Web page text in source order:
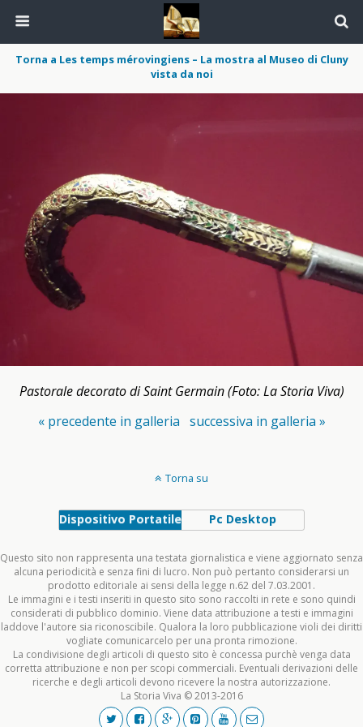
Torna a Les temps mérovingiens – La mostra al Museo di Cluny
vista da noi
Pastorale decorato di Saint Germain (Foto: La Storia Viva)
« precedente in galleria successiva in galleria »
Torna su
Dispositivo Portatile Pc Desktop
Questo sito non rappresenta una testata giornalistica e viene aggiornato senza
alcuna periodicità e senza fini di lucro. Non può pertanto considerarsi un
prodotto editoriale ai sensi della legge n.62 del 7.03.2001.
Le immagini e i testi inseriti in questo sito sono raccolti in rete e sono quindi
considerati di pubblico dominio. Viene data attribuzione a testi e immagini
laddove l'autore sia riconoscibile. Qualora la loro pubblicazione violi dei diritti
vogliate comunicarcelo per una pronta rimozione.
La condivisione degli articoli di questo sito è concessa purchè venga data
corretta attribuzione e non per scopi commerciali. Eventuali derivazioni delle
ricerche e degli articoli devono ricevere la nostra autorizzazione.
La Storia Viva © 2013-2016